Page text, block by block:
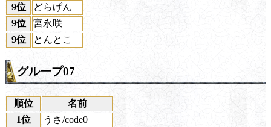
9位
どらげん
9位
宮永咲
9位
とんとこ
グループ07
順位
名前
1位
うさ/code0